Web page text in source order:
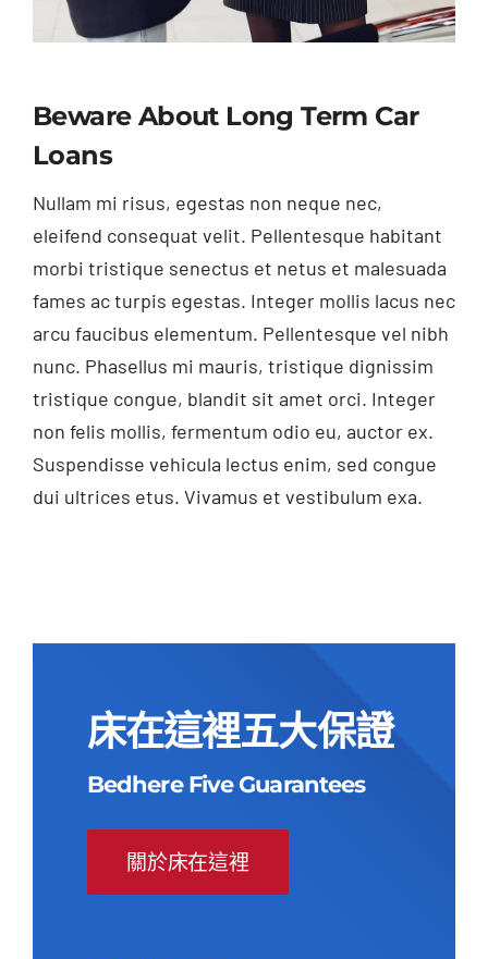
Beware About Long Term Car
Loans
Nullam mi risus, egestas non neque nec,
eleifend consequat velit. Pellentesque habitant
morbi tristique senectus et netus et malesuada
fames ac turpis egestas. Integer mollis lacus nec
arcu faucibus elementum. Pellentesque vel nibh
nunc. Phasellus mi mauris, tristique dignissim
tristique congue, blandit sit amet orci. Integer
non felis mollis, fermentum odio eu, auctor ex.
Suspendisse vehicula lectus enim, sed congue
dui ultrices etus. Vivamus et vestibulum exa.
床在這裡五大保證
Bedhere Five Guarantees
關於床在這裡